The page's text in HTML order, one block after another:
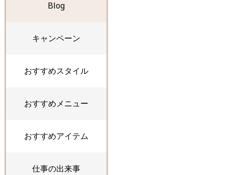
Blog
キャンペーン
おすすめスタイル
おすすめメニュー
おすすめアイテム
仕事の出来事